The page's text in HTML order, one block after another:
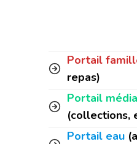
Portail
repas)
Portail
(collections,
Portail eau